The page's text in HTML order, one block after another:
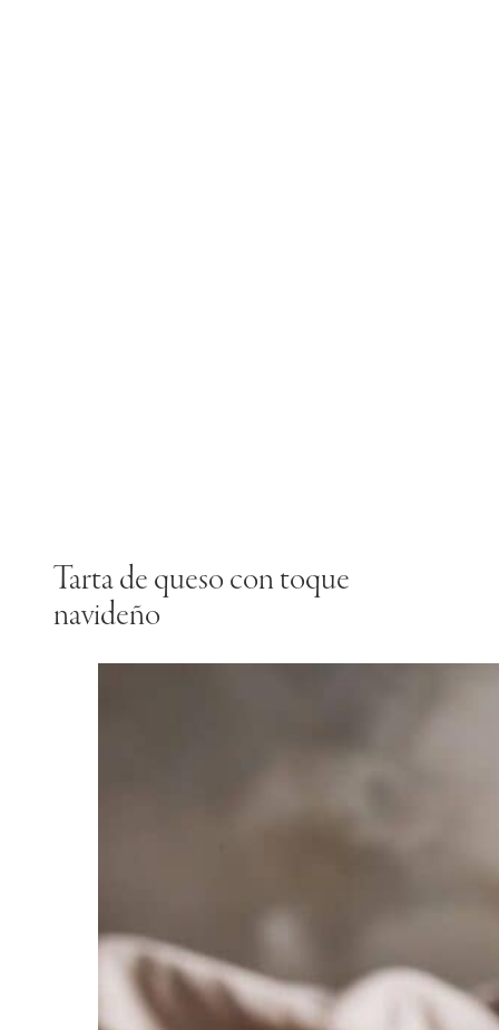
Tarta de queso con toque
navideño